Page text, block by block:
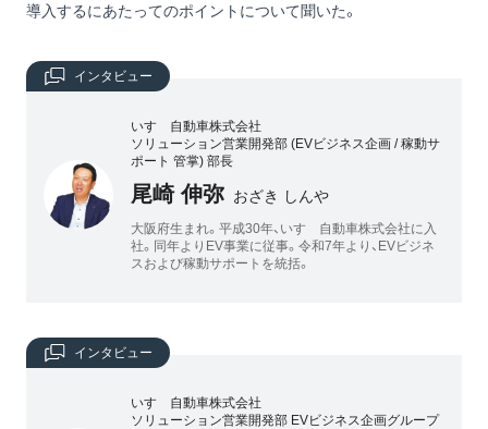
導入するにあたってのポイントについて聞いた。
インタビュー
いすゞ自動車株式会社
ソリューション営業開発部 (EVビジネス企画 / 稼動サ
ポート 管掌) 部長
尾崎 伸弥 おざき しんや
大阪府生まれ。平成30年、いすゞ自動車株式会社に入
社。同年よりEV事業に従事。令和7年より、EVビジネ
スおよび稼動サポートを統括。
インタビュー
いすゞ自動車株式会社
ソリューション営業開発部 EVビジネス企画グループ